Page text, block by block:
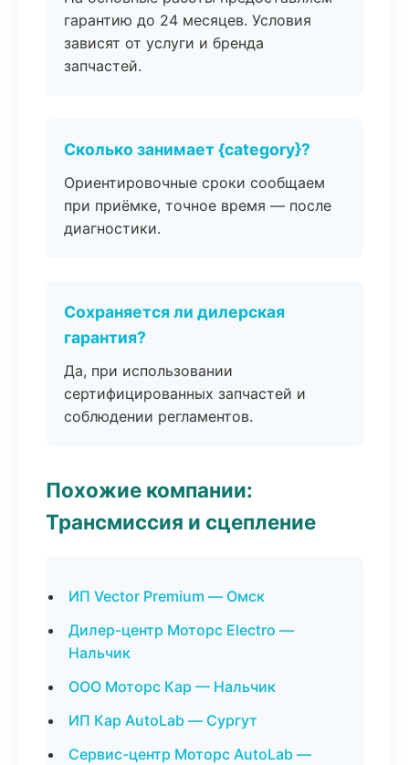
гарантию до 24 месяцев. Условия
зависят от услуги и бренда
запчастей.
Сколько занимает {category}?
Ориентировочные сроки сообщаем
при приёмке, точное время — после
диагностики.
Сохраняется ли дилерская
гарантия?
Да, при использовании
сертифицированных запчастей и
соблюдении регламентов.
Похожие компании:
Трансмиссия и сцепление
ИП Vector Premium — Омск
Дилер-центр Моторс Electro —
Нальчик
ООО Моторс Кар — Нальчик
ИП Кар AutoLab — Сургут
Сервис-центр Моторс AutoLab —